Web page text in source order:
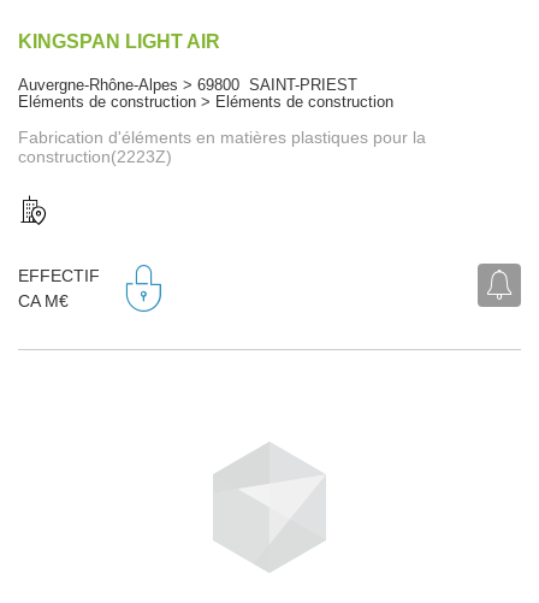
KINGSPAN LIGHT AIR
Auvergne-Rhône-Alpes > 69800 SAINT-PRIEST
Eléments de construction > Eléments de construction
Fabrication d'éléments en matières plastiques pour la
construction(2223Z)
EFFECTIF
CA M€